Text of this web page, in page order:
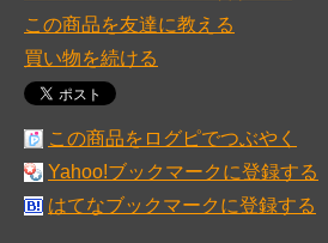
この商品を友達に教える
買い物を続ける
この商品をログピでつぶやく
Yahoo!ブックマークに登録する
はてなブックマークに登録する